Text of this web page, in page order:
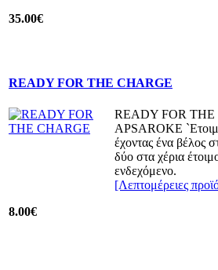
35.00€
READY FOR THE CHARGE
READY FOR THE
APSAROKE
έχοντας ένα βέλος
δύο στα χέρια
ενδεχόμενο.
[Λεπτομέρειες
8.00€